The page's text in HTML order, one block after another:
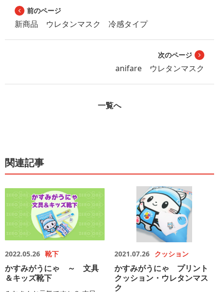
前のページ
新商品 ウレタンマスク 冷感タイプ
次のページ
anifare ウレタンマスク
一覧へ
関連記事
2022.05.26 靴下
かすみがうにゃ ～ 文具
＆キッズ靴下
2021.07.26 クッション
かすみがうにゃ プリント
クッション・ウレタンマス
ク